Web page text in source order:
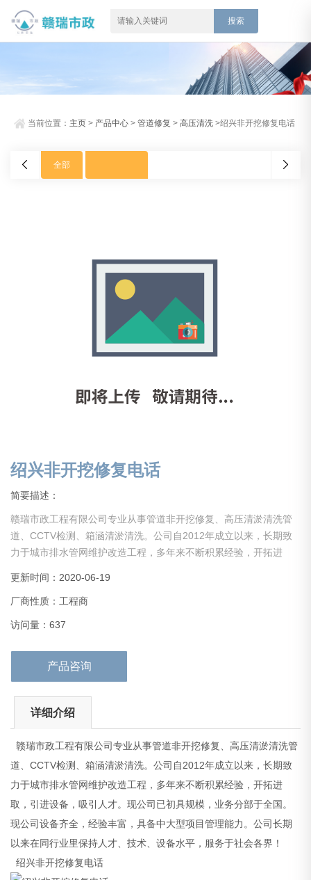
当前位置： 主页 > 产品中心 >管道修复 >高压清洗 >绍兴非开挖修复电话
全部
绍兴非开挖修复电话
简要描述：
赣瑞市政工程有限公司专业从事管道非开挖修复、高压清淤清洗管
道、CCTV检测、箱涵清淤清洗。公司自2012年成立以来，长期致
力于城市排水管网维护改造工程，多年来不断积累经验，开拓进
现公司设备齐全，经验丰富，具备中大型项目管理能力。公司长期
以来在同行业里保持人才、技术、设备水平，服务于社会各界！
绍兴非开挖修复电话
更新时间：2020-06-19
厂商性质：工程商
访问量：637
产品咨询
详细介绍
赣瑞市政工程有限公司专业从事管道非开挖修复、高压清淤清洗管
道、CCTV检测、箱涵清淤清洗。公司自2012年成立以来，长期致
力于城市排水管网维护改造工程，多年来不断积累经验，开拓进
取，引进设备，吸引人才。现公司已初具规模，业务分部于全国。
现公司设备齐全，经验丰富，具备中大型项目管理能力。公司长期
以来在同行业里保持人才、技术、设备水平，服务于社会各界！
绍兴非开挖修复电话